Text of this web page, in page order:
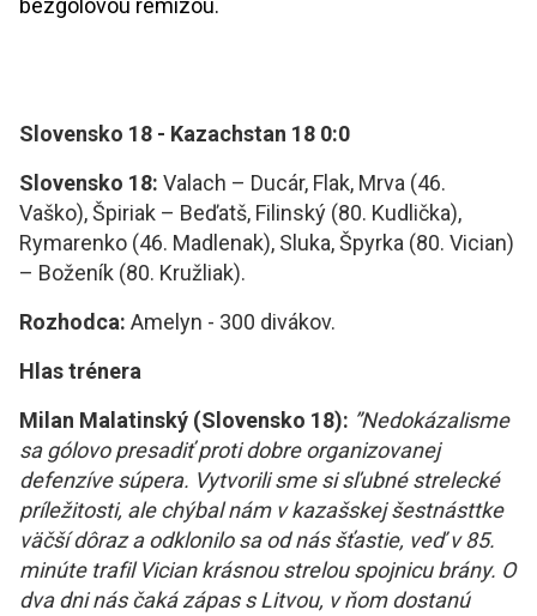
bezgólovou remízou.
Slovensko 18 - Kazachstan 18 0:0
Slovensko 18: Valach – Ducár, Flak, Mrva (46.
Vaško), Špiriak – Beďatš, Filinský (80. Kudlička),
Rymarenko (46. Madlenak), Sluka, Špyrka (80. Vician)
– Boženík (80. Kružliak).
Rozhodca: Amelyn - 300 divákov.
Hlas trénera
Milan Malatinský (Slovensko 18): ”Nedokázalisme
sa gólovo presadiť proti dobre organizovanej
defenzíve súpera. Vytvorili sme si sľubné strelecké
príležitosti, ale chýbal nám v kazašskej šestnásttke
väčší dôraz a odklonilo sa od nás šťastie, veď v 85.
minúte trafil Vician krásnou strelou spojnicu brány. O
dva dni nás čaká zápas s Litvou, v ňom dostanú